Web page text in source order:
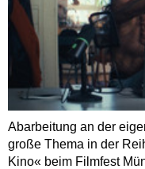
Abarbeitung an der
große Thema in der
Kino« beim Filmfest